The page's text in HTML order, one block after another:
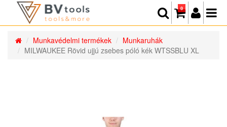
0
Munkavédelmi termékek
Munkaruhák
MILWAUKEE Rövid ujjú zsebes póló kék WTSSBLU XL